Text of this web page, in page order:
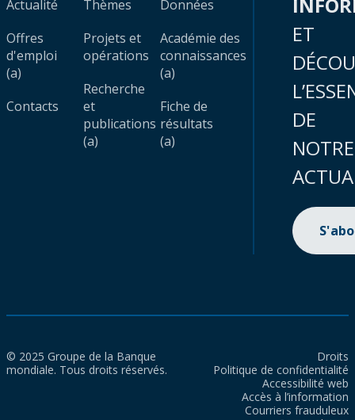
Actualité
Offres
d'emploi
(a)
Contacts
Thèmes
Projets et
opérations
Recherche
et
publications
(a)
Données
Académie des
connaissances
(a)
Fiche de
résultats
(a)
ET
DE
NOTRE
© 2025 Groupe de la Banque
mondiale. Tous droits réservés.
Droits
Politique de confidentialité
Accessibilité web
Accès à l’information
Courriers frauduleux